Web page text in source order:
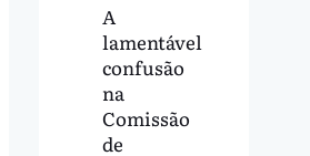
A
lamentável
confusão
na
Comissão
de